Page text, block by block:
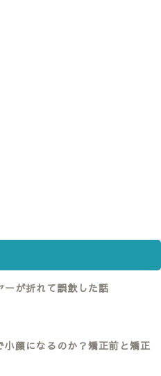
ーが折れて誤飲した話
小顔になるのか？矯正前と矯正